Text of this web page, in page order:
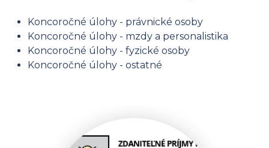
Koncoročné úlohy - právnické osoby
Koncoročné úlohy - mzdy a personalistika
Koncoročné úlohy - fyzické osoby
Koncoročné úlohy - ostatné